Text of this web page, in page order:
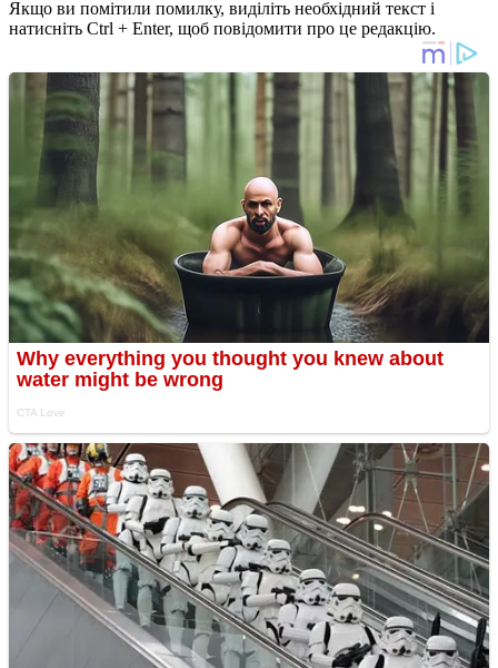
Якщо ви помітили помилку, виділіть необхідний текст і
натисніть Ctrl + Enter, щоб повідомити про це редакцію.